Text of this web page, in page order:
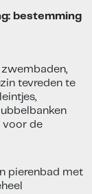
bestemming
tevreden te
voor de
pierenbad met